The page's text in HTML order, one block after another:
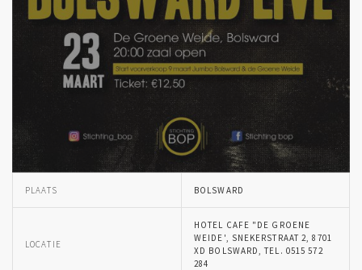
PLAATS BOLSWARD
LOCATIE
HOTEL CAFE "DE GROENE
WEIDE', SNEKERSTRAAT 2, 8701
XD BOLSWARD, TEL. 0515 572
284